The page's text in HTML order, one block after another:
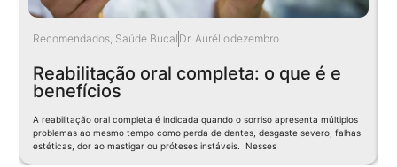
Recomendados Saúde Bucal Dr. Auréliodezembro
Reabilitação oral completa: o que é e
benefícios
A reabilitação oral completa é indicada quando o sorriso apresenta múltiplos
problemas ao mesmo tempo como perda de dentes, desgaste severo, falhas
estéticas, dor ao mastigar ou próteses instáveis. Nesses